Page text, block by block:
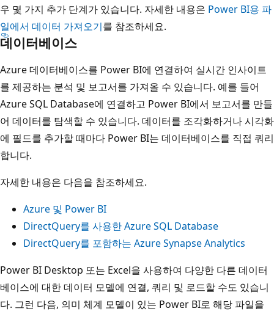
우 몇 가지 추가 단계가 있습니다. 자세한 내용은 Power BI용 파
일에서 데이터 가져오기를 참조하세요.
데이터베이스
Azure 데이터베이스를 Power BI에 연결하여 실시간 인사이트
를 제공하는 분석 및 보고서를 가져올 수 있습니다. 예를 들어
Azure SQL Database에 연결하고 Power BI에서 보고서를 만들
어 데이터를 탐색할 수 있습니다. 데이터를 조각화하거나 시각화
에 필드를 추가할 때마다 Power BI는 데이터베이스를 직접 쿼리
합니다.
자세한 내용은 다음을 참조하세요.
Azure 및 Power BI
DirectQuery를 사용한 Azure SQL Database
DirectQuery를 포함하는 Azure Synapse Analytics
Power BI Desktop 또는 Excel을 사용하여 다양한 다른 데이터
베이스에 대한 데이터 모델에 연결, 쿼리 및 로드할 수도 있습니
다. 그런 다음, 의미 체계 모델이 있는 Power BI로 해당 파일을